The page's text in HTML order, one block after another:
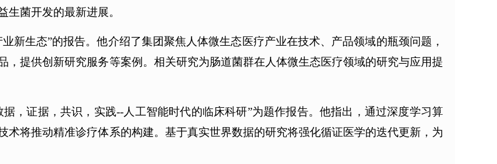
生菌开发的最新进展。
新生态”的报告。他介绍了集团聚焦人体微生态医疗产业在技术、产品领域的瓶颈问题，
，提供创新研究服务等案例。相关研究为肠道菌群在人体微生态医疗领域的研究与应用提
，证据，共识，实践--人工智能时代的临床科研”为题作报告。他指出，通过深度学习算
术将推动精准诊疗体系的构建。基于真实世界数据的研究将强化循证医学的迭代更新，为